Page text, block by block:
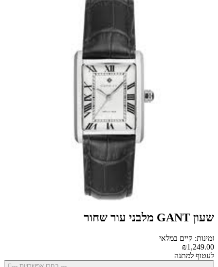
שעון GANT מלבני עור שחור
זמינות: קיים במלאי
₪1,249.00
לעטוף למתנה